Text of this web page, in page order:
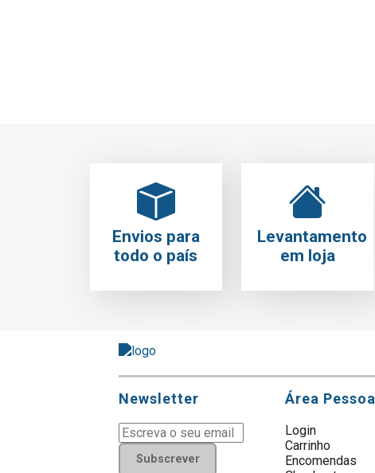
Envios para
todo o país
Levantamento
em loja
Newsletter
Subscrever
Área Pessoal
Login
Carrinho
Encomendas